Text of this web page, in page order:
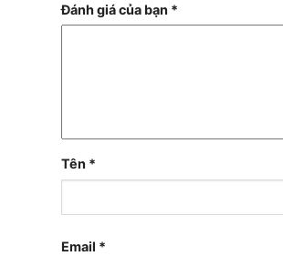
Đánh giá của bạn *
Tên *
Email *